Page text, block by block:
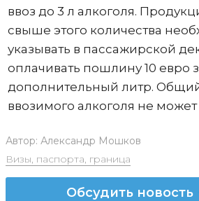
ввоз до 3 л алкоголя.
свыше этого количества
указывать в пассажирской
оплачивать пошлину 10 евро
дополнительный литр.
ввозимого алкоголя не
Автор: Александр Мошков
Визы, паспорта, граница
Обсудить новость